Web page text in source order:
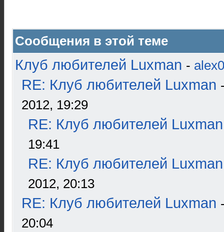
Сообщения в этой теме
Клуб любителей Luxman -
RE: Клуб любителей Luxman
2012, 19:29
RE: Клуб любителей Luxman
19:41
RE: Клуб любителей Luxman
2012, 20:13
RE: Клуб любителей Luxman
20:04